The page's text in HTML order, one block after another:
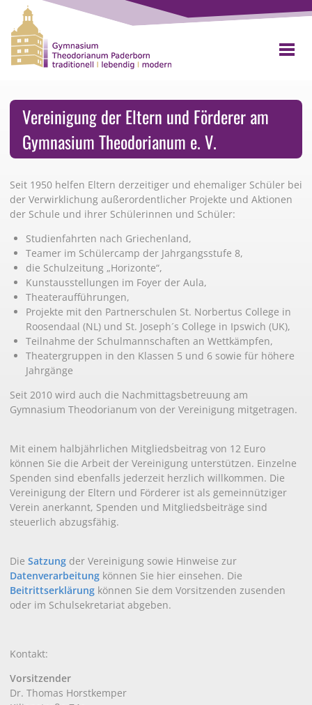
Vereinigung der Eltern und Förderer am
Gymnasium Theodorianum e. V.
Seit 1950 helfen Eltern derzeitiger und ehemaliger Schüler bei
der Verwirklichung außerordentlicher Projekte und Aktionen
der Schule und ihrer Schülerinnen und Schüler:
Studienfahrten nach Griechenland,
Teamer im Schülercamp der Jahrgangsstufe 8,
die Schulzeitung „Horizonte“,
Kunstausstellungen im Foyer der Aula,
Theateraufführungen,
Projekte mit den Partnerschulen St. Norbertus College in
Roosendaal (NL) und St. Joseph´s College in Ipswich (UK),
Teilnahme der Schulmannschaften an Wettkämpfen,
Theatergruppen in den Klassen 5 und 6 sowie für höhere
Jahrgänge
Seit 2010 wird auch die Nachmittagsbetreuung am
Gymnasium Theodorianum von der Vereinigung mitgetragen.
Mit einem halbjährlichen Mitgliedsbeitrag von 12 Euro
können Sie die Arbeit der Vereinigung unterstützen. Einzelne
Spenden sind ebenfalls jederzeit herzlich willkommen. Die
Vereinigung der Eltern und Förderer ist als gemeinnütziger
Verein anerkannt, Spenden und Mitgliedsbeiträge sind
steuerlich abzugsfähig.
Die Satzung der Vereinigung sowie Hinweise zur
Datenverarbeitung können Sie hier einsehen. Die
Beitrittserklärung können Sie dem Vorsitzenden zusenden
oder im Schulsekretariat abgeben.
Kontakt:
Vorsitzender
Dr. Thomas Horstkemper